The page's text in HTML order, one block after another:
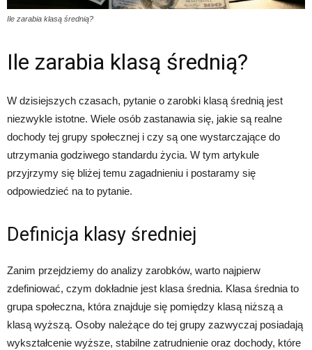
Ile zarabia klasą średnią?
Ile zarabia klasą średnią?
W dzisiejszych czasach, pytanie o zarobki klasą średnią jest
niezwykle istotne. Wiele osób zastanawia się, jakie są realne
dochody tej grupy społecznej i czy są one wystarczające do
utrzymania godziwego standardu życia. W tym artykule
przyjrzymy się bliżej temu zagadnieniu i postaramy się
odpowiedzieć na to pytanie.
Definicja klasy średniej
Zanim przejdziemy do analizy zarobków, warto najpierw
zdefiniować, czym dokładnie jest klasa średnia. Klasa średnia to
grupa społeczna, która znajduje się pomiędzy klasą niższą a
klasą wyższą. Osoby należące do tej grupy zazwyczaj posiadają
wykształcenie wyższe, stabilne zatrudnienie oraz dochody, które